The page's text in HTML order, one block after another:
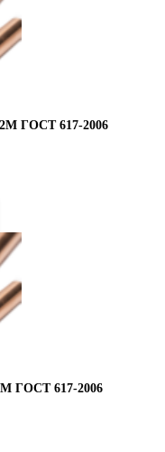
ГОСТ 617-2006
ГОСТ 617-2006